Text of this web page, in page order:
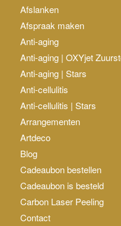
Afslanken
Afspraak maken
Anti-aging
Anti-aging | OXYjet
Anti-aging | Stars
Anti-cellulitis
Anti-cellulitis | Stars
Arrangementen
Artdeco
Blog
Cadeaubon bestellen
Cadeaubon is besteld
Carbon Laser Peeling
Contact